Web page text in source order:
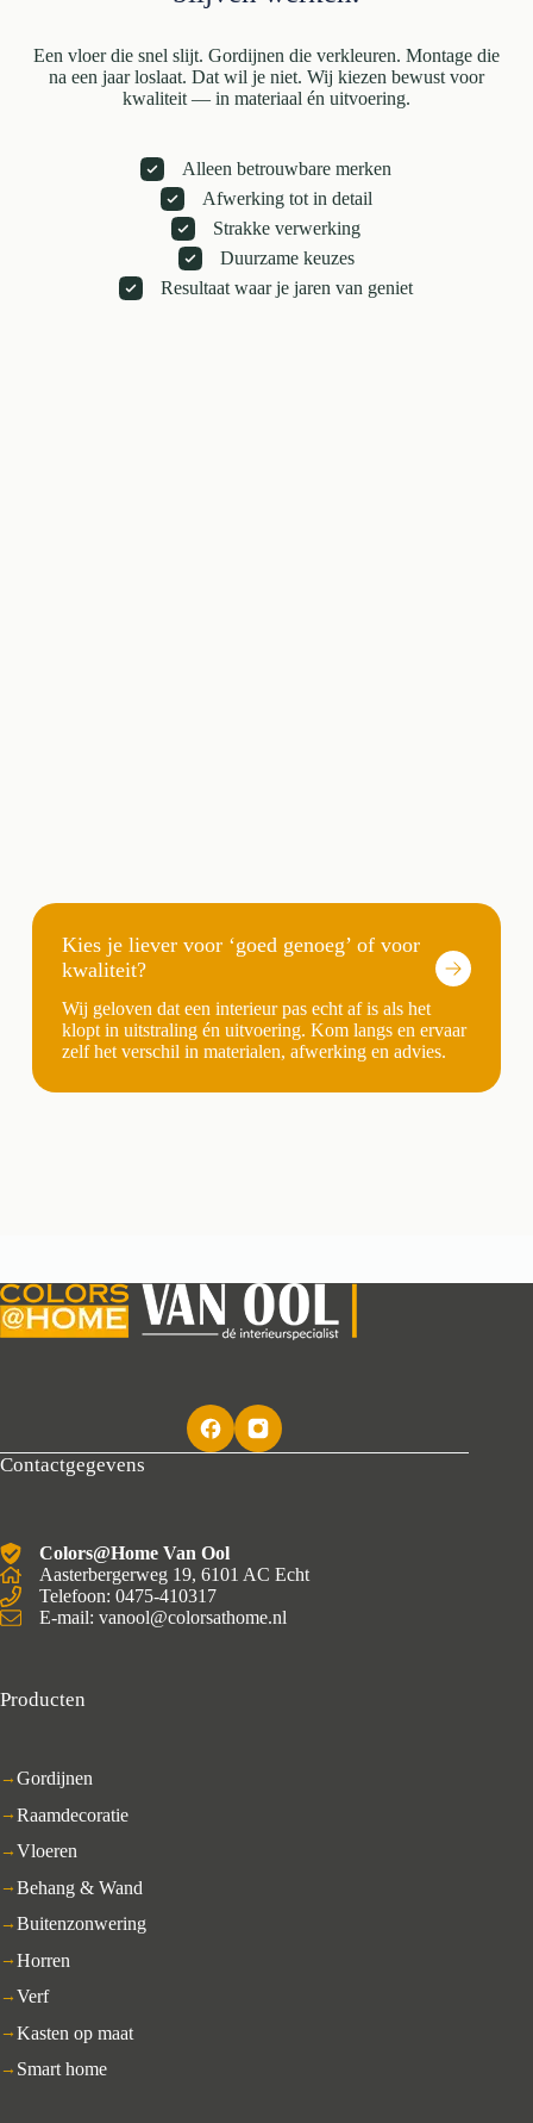
Een vloer die snel slijt. Gordijnen die verkleuren. Montage die
na een jaar loslaat. Dat wil je niet. Wij kiezen bewust voor
kwaliteit — in materiaal én uitvoering.
Alleen betrouwbare merken
Afwerking tot in detail
Strakke verwerking
Duurzame keuzes
Resultaat waar je jaren van geniet
Kies je liever voor ‘goed genoeg’ of voor
kwaliteit?
Wij geloven dat een interieur pas echt af is als het
klopt in uitstraling én uitvoering. Kom langs en ervaar
zelf het verschil in materialen, afwerking en advies.
Contactgegevens
Colors@Home Van Ool
Aasterbergerweg 19, 6101 AC Echt
Telefoon: 0475-410317
E-mail: vanool@colorsathome.nl
Producten
Gordijnen
Raamdecoratie
Vloeren
Behang & Wand
Buitenzonwering
Horren
Verf
Kasten op maat
Smart home